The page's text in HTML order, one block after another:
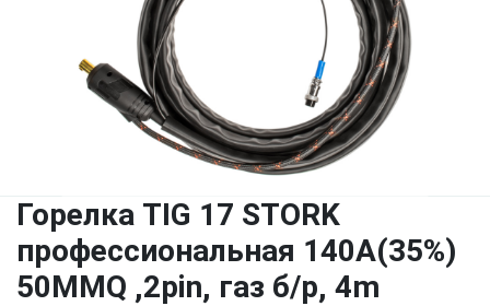
Горелка TIG 17 STORK
профессиональная 140A(35%)
50MMQ ,2pin, газ б/р, 4m